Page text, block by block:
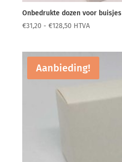
Onbedrukte dozen voor buisjes
€31,20 - €128,50Prijsklasse:
€128,50
HTVA
Aanbieding!